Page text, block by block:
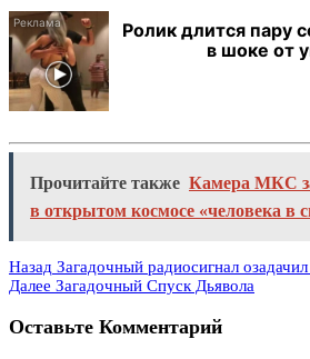
Ролик длится пару
в шоке от
Прочитайте также Камера МКС
в открытом космосе «человека в
Назад Загадочный радиосигнал
Далее Загадочный Спуск Дьявола
Оставьте Комментарий